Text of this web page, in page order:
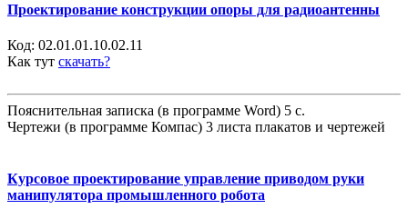
Проектирование конструкции опоры для радиоантенны
Код: 02.01.01.10.02.11
Как тут скачать?
Пояснительная записка (в программе Word) 5 с.
Чертежи (в программе Компас) 3 листа плакатов и чертежей
Курсовое проектирование управление приводом руки
манипулятора промышленного робота